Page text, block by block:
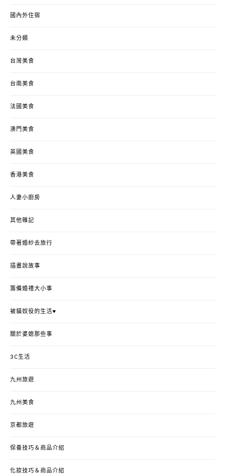
國內外住宿
未分類
台灣美食
台南美食
法國美食
澳門美食
英國美食
香港美食
人妻小廚房
其他雜記
帶著婚紗去旅行
插畫說故事
籌備婚禮大小事
被貓奴役的生活♥
關於婆媳那些事
3C生活
九州旅遊
九州美食
京都旅遊
保養技巧＆商品介紹
化妝技巧＆商品介紹